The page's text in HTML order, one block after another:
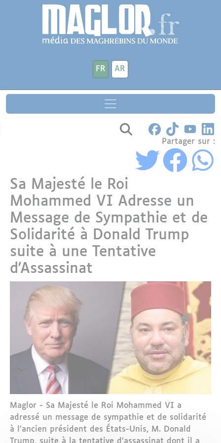
Aller au contenu principal
FR AR
Partager sur :
Sa Majesté le Roi
Mohammed VI Adresse un
Message de Sympathie et de
Solidarité à Donald Trump
suite à une Tentative
d'Assassinat
Maglor - Sa Majesté le Roi Mohammed VI a
adressé un message de sympathie et de solidarité
à l'ancien président des États-Unis, M. Donald
Panneau de gestion des cookies